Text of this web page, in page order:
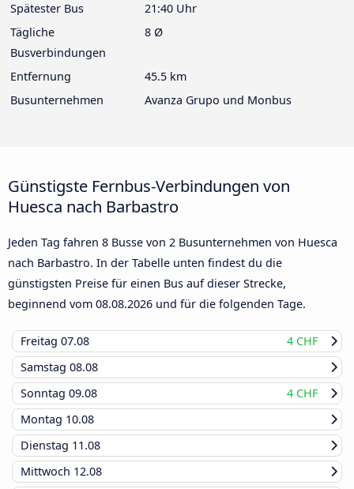
Spätester Bus
21:40 Uhr
Tägliche
Busverbindungen
8 Ø
Entfernung
45.5 km
Busunternehmen
Avanza Grupo und Monbus
Günstigste Fernbus-Verbindungen von
Huesca nach Barbastro
Jeden Tag fahren 8 Busse von 2 Busunternehmen von Huesca
nach Barbastro. In der Tabelle unten findest du die
günstigsten Preise für einen Bus auf dieser Strecke,
beginnend vom 08.08.2026 und für die folgenden Tage.
Freitag 07.08
4 CHF
Samstag 08.08
Sonntag 09.08
4 CHF
Montag 10.08
Dienstag 11.08
Mittwoch 12.08